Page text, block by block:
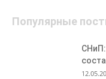
Популярные
СНиП: